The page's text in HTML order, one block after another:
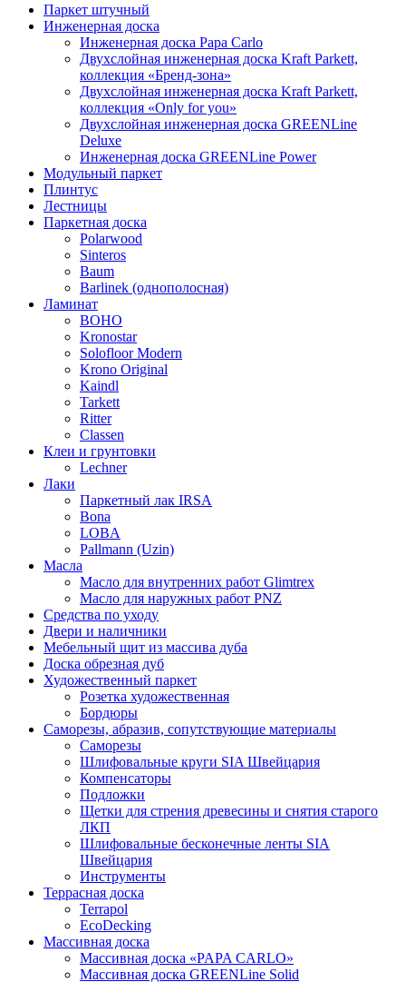
Паркет штучный
Инженерная доска
Инженерная доска Papa Carlo
Двухслойная инженерная доска Kraft Parkett,
коллекция «Бренд-зона»
Двухслойная инженерная доска Kraft Parkett,
коллекция «Only for you»
Двухслойная инженерная доска GREENLine
Deluxe
Инженерная доска GREENLine Power
Модульный паркет
Плинтус
Лестницы
Паркетная доска
Polarwood
Sinteros
Baum
Barlinek (однополосная)
Ламинат
BOHO
Kronostar
Solofloor Modern
Krono Original
Kaindl
Tarkett
Ritter
Classen
Клеи и грунтовки
Lechner
Лаки
Паркетный лак IRSA
Bona
LOBA
Pallmann (Uzin)
Масла
Масло для внутренних работ Glimtrex
Масло для наружных работ PNZ
Средства по уходу
Двери и наличники
Мебельный щит из массива дуба
Доска обрезная дуб
Художественный паркет
Розетка художественная
Бордюры
Саморезы, абразив, сопутствующие материалы
Саморезы
Шлифовальные круги SIA Швейцария
Компенсаторы
Подложки
Щетки для стрения древесины и снятия старого
ЛКП
Шлифовальные бесконечные ленты SIA
Швейцария
Инструменты
Террасная доска
Terrapol
EcoDecking
Массивная доска
Массивная доска «PAPA CARLO»
Массивная доска GREENLine Solid